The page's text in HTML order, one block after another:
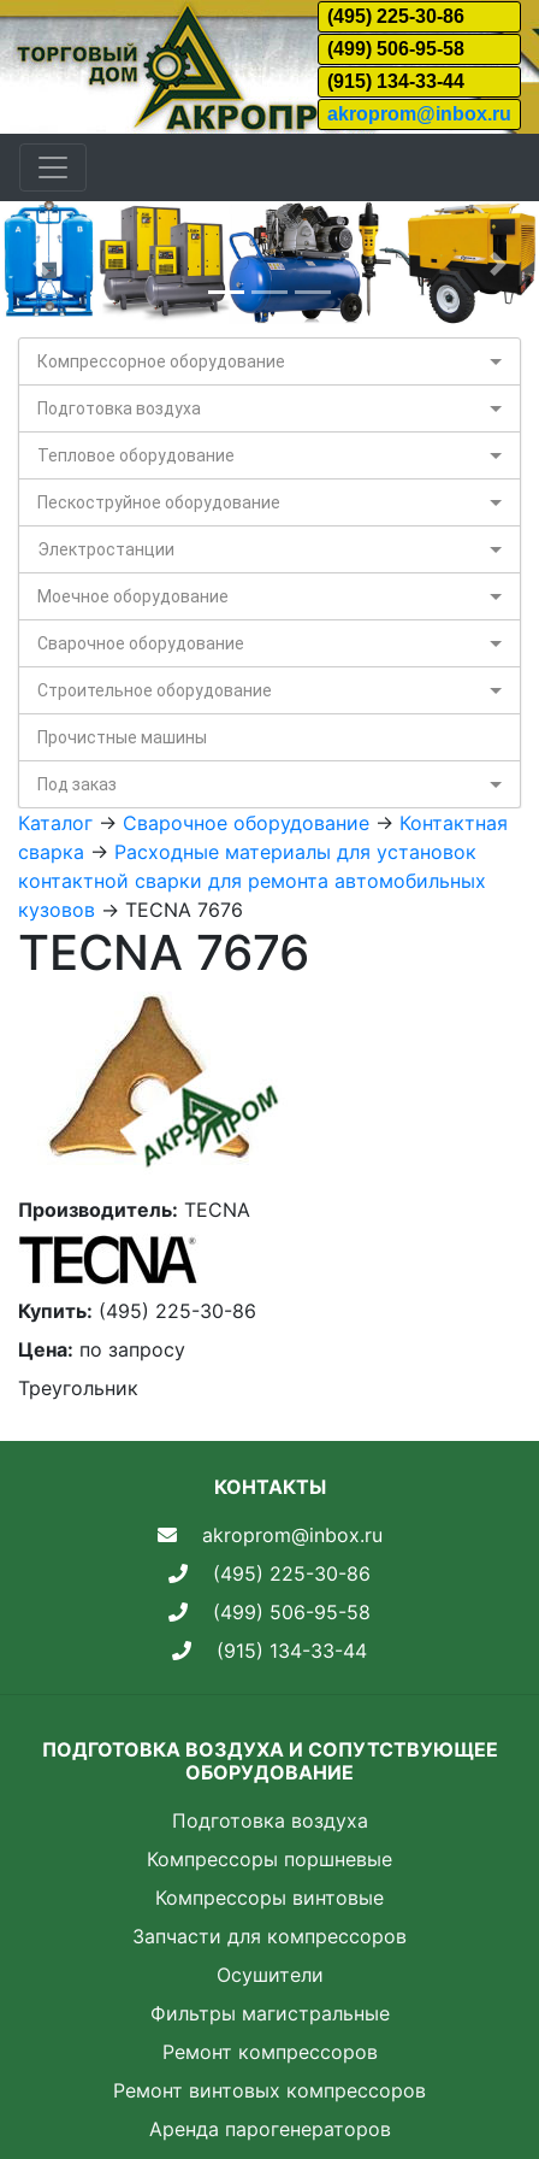
(495) 225-30-86
(499) 506-95-58
(915) 134-33-44
akroprom@inbox.ru
Назад
Компрессорное оборудование
Подготовка воздуха
Тепловое оборудование
Пескоструйное оборудование
Электростанции
Моечное оборудование
Сварочное оборудование
Строительное оборудование
Прочистные машины
Под заказ
Каталог -> Сварочное оборудование -> Контактная
сварка -> Расходные материалы для установок
контактной сварки для ремонта автомобильных
кузовов -> TECNA 7676
TECNA 7676
Производитель: TECNA
Купить: (495) 225-30-86
Цена: по запросу
Треугольник
КОНТАКТЫ
akroprom@inbox.ru
(495) 225-30-86
(499) 506-95-58
(915) 134-33-44
ПОДГОТОВКА ВОЗДУХА И СОПУТСТВУЮЩЕЕ
ОБОРУДОВАНИЕ
Подготовка воздуха
Компрессоры поршневые
Компрессоры винтовые
Запчасти для компрессоров
Осушители
Фильтры магистральные
Ремонт компрессоров
Ремонт винтовых компрессоров
Аренда парогенераторов